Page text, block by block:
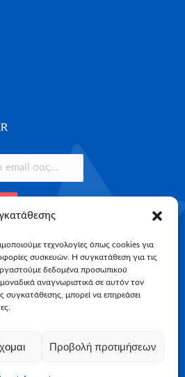
τεχνολογίες όπως cookies για
συσκευών. Η συγκατάθεση για τις
δεδομένα προσωπικού
αναγνωριστικά σε αυτόν τον
μπορεί να επηρεάσει
Προβολή προτιμήσεων